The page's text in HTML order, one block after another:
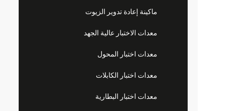
ماكينة إعادة تدوير الزيوت
معدات الاختبار عالية الجهد
معدات اختبار المحول
معدات اختبار الكابلات
معدات اختبار البطارية